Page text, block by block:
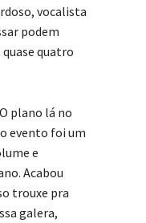
vocalista
podem
quatro
plano lá no
evento foi um
e
Acabou
trouxe pra
galera,